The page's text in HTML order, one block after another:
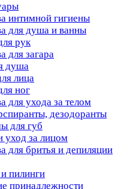
интимной гигиены
для душа и ванны
рук
для загара
душа
лица
ног
для ухода за телом
дезодоранты
для губ
уход за лицом
для бритья и депиляции
пилинги
принадлежности